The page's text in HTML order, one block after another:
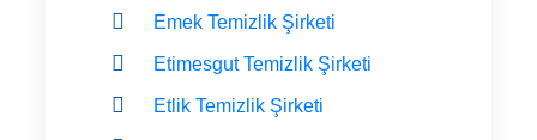
Emek Temizlik Şirketi
Etimesgut Temizlik Şirketi
Etlik Temizlik Şirketi